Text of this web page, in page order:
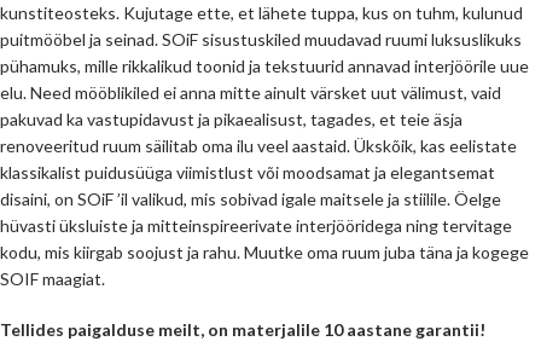
kunstiteosteks. Kujutage ette, et lähete tuppa, kus on tuhm, kulunud
puitmööbel ja seinad. SOiF sisustuskiled muudavad ruumi luksuslikuks
pühamuks, mille rikkalikud toonid ja tekstuurid annavad interjöörile uue
elu. Need mööblikiled ei anna mitte ainult värsket uut välimust, vaid
pakuvad ka vastupidavust ja pikaealisust, tagades, et teie äsja
renoveeritud ruum säilitab oma ilu veel aastaid. Ükskõik, kas eelistate
klassikalist puidusüüga viimistlust või moodsamat ja elegantsemat
disaini, on SOiF ’il valikud, mis sobivad igale maitsele ja stiilile. Öelge
hüvasti üksluiste ja mitteinspireerivate interjööridega ning tervitage
kodu, mis kiirgab soojust ja rahu. Muutke oma ruum juba täna ja kogege
SOIF maagiat.
Tellides paigalduse meilt, on materjalile 10 aastane garantii!